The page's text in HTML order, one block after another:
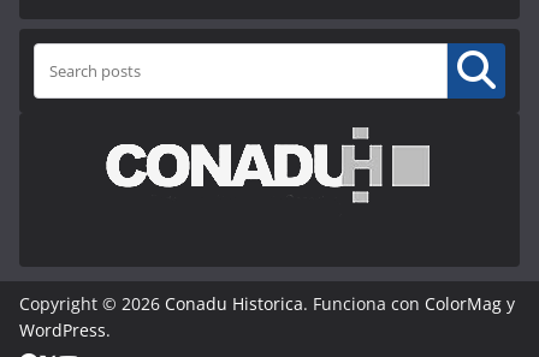
Buscar
Copyright © 2026 Conadu Historica. Funciona con ColorMag y
WordPress.